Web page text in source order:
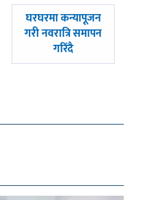
अघिल्लाे
-
घरघरमा कन्यापूजन
गरी नवरात्रि समापन
गरिँदै